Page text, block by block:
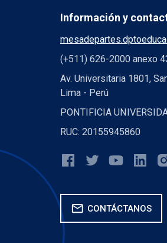
Información y
(+511) 626-2000 anexo
Av. Universitaria 1801,
Lima - Perú
PONTIFICIA
RUC: 20155945860
mail CONTÁCTANOS